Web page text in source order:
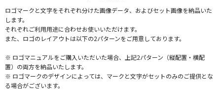
ロゴマークと文字をそれぞれ分けた画像データ、およびセット画像を納品いた
します。
それぞれご利用用途に合わせお使いいただけます。
また、ロゴのレイアウトは以下の2パターンをご用意しております。
※ ロゴマニュアルをご購入いただいた場合、上記2パターン（縦配置・横配
置）の両方を納品いたします。
※ ロゴマークのデザインによっては、マークと文字がセットのみのご提供とな
る場合がございます。